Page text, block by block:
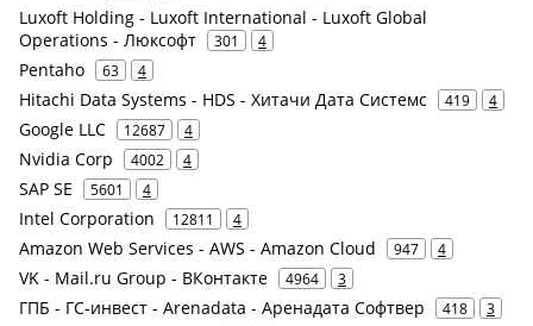
Luxoft Holding - Luxoft International - Luxoft Global
Operations - Люксофт
301 4
Pentaho 63 4
Hitachi Data Systems - HDS - Хитачи Дата Системс 419 4
Google LLC 12687 4
Nvidia Corp 4002 4
SAP SE 5601 4
Intel Corporation 12811 4
Amazon Web Services - AWS - Amazon Cloud 947 4
VK - Mail.ru Group - ВКонтакте 4964 3
ГПБ - ГС-инвест - Arenadata - Аренадата Софтвер 418 3